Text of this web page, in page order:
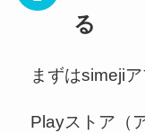
る
まずはsimeji
Playストア（